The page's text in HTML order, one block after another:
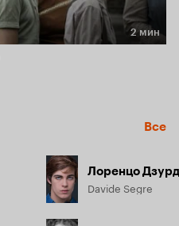
2 мин
Все
Лоренцо
Davide Segre